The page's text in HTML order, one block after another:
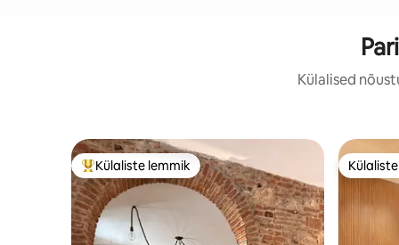
Külalised
Külaliste suur lemmik
Külaliste lemmik